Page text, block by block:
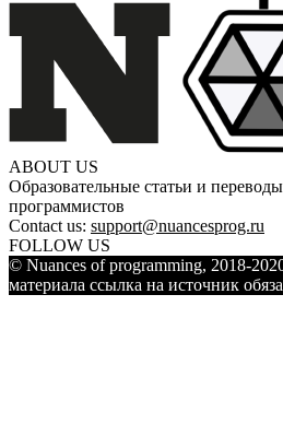
ABOUT US
Образовательные статьи и
программистов
Contact us: support@nuancesprog.ru
FOLLOW US
© Nuances of programming, 2018-
материала ссылка на источник